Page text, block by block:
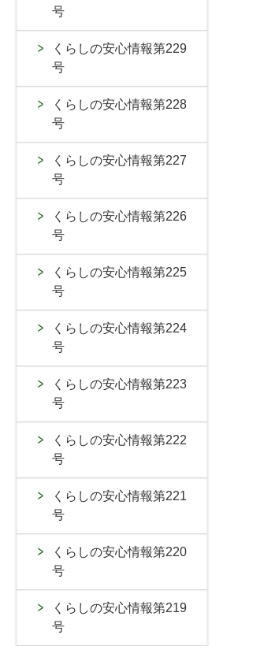
号
くらしの安心情報第229
号
くらしの安心情報第228
号
くらしの安心情報第227
号
くらしの安心情報第226
号
くらしの安心情報第225
号
くらしの安心情報第224
号
くらしの安心情報第223
号
くらしの安心情報第222
号
くらしの安心情報第221
号
くらしの安心情報第220
号
くらしの安心情報第219
号